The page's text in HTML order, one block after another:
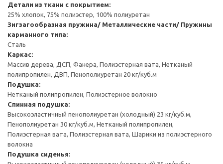
Детали из ткани с покрытием:
25% хлопок, 75% полиэстер, 100% полиуретан
Зигзагообразная пружина/ Металлические части/ Пружины
карманного типа:
Сталь
Каркас:
Массив дерева, ДСП, Фанера, Полиэстерная вата, Нетканый
полипропилен, ДВП, Пенополиуретан 20 кг/куб.м
Подушка:
Нетканый полипропилен, Полиэстерное волокно
Спинная подушка:
Высокоэластичный пенополиуретан (холодный) 23 кг/куб.м,
Пенополиуретан 30 кг/куб.м, Нетканый полипропилен,
Полиэстерная вата, Полиэстерная вата, Шарики из полиэстерного
волокна
Подушка сиденья: